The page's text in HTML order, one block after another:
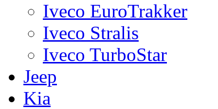
Iveco EuroTrakker
Iveco Stralis
Iveco TurboStar
Jeep
Kia